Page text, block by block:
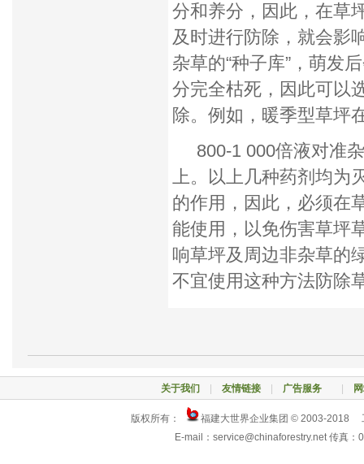
分和养分，因此，在草
及时进行防除，就会影
杂草的“种子库”，萌发
分完全枯死，因此可以
除。例如，暖季型草坪
800-1 000倍液对准杂
上。以上几种药剂均为
的作用，因此，必须在
能使用，以免伤害草坪
响草坪及周边非杂草的
不宜使用这种方法防除
关于我们 友情链接| 广告服务
版权所有：
福建大世界企业集团 © 2003-2018
E-mail：service@chinaforestry.net 传真